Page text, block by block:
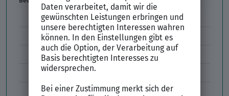
E-Mail-Bewerbung
Anlagen und Zeugnisse
Initiativbewerbung
Interne Bewerbung
Empfehlungsschreiben